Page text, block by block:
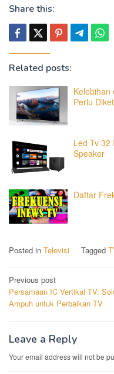
Share this:
Related posts:
Kelebihan
Perlu
Led Tv 32
Speaker
Daftar
Posted in Televisi Tagged
Post
navigation
Previous post
Persamaan IC Vertikal TV:
Ampuh untuk Perbaikan TV
Leave a Reply
Your email address will not be